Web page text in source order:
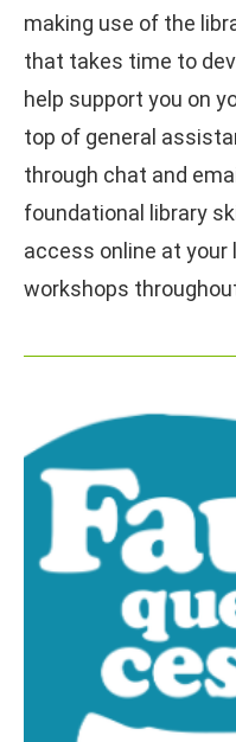
making use of the
that takes time to
help support you on
top of general
through chat and
foundational library
access online at your
workshops